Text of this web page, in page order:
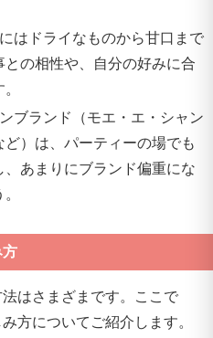
はドライなものから甘口まで
の相性や、自分の好みに合
ブランド（モエ・エ・シャン
ど）は、パーティーの場でも
あまりにブランド偏重にな
方
はさまざまです。ここで
方についてご紹介します。